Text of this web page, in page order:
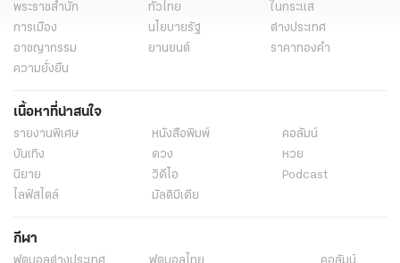
พระราชสำนัก ทั่วไทย
ในกระแส
การเมือง
นโยบายรัฐ
ต่างประเทศ
อาชญากรรม
ยานยนต์
ราคาทองคำ
ความยั่งยืน
เนื้อหาที่น่าสนใจ
รายงานพิเศษ หนังสือพิมพ์
คอลัมน์
บันเทิง
ดวง
หวย
นิยาย
วิดีโอ
Podcast
ไลฟ์สไตล์
มัลติมีเดีย
กีฬา